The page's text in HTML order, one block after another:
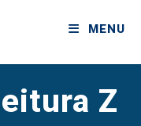
MENU
Z